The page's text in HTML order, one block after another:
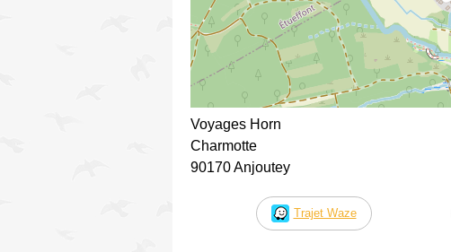
Voyages Horn
Charmotte
90170 Anjoutey
Trajet Waze